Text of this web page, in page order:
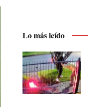
Lo más leído